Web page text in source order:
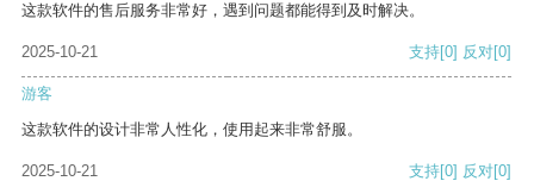
这款软件的售后服务非常好，遇到问题都能得到及时解决。
2025-10-21 支持[0] 反对[0]
游客
这款软件的设计非常人性化，使用起来非常舒服。
2025-10-21 支持[0] 反对[0]